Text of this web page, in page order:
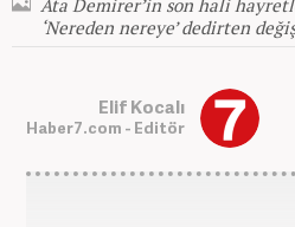
‘Nereden nereye’ dedirten
Elif Kocalı
Haber7.com - Editör